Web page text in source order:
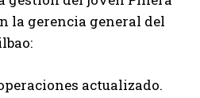
la gerencia general del
actualizado.